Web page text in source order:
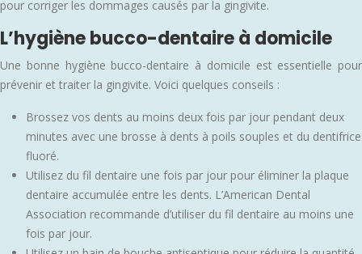
pour corriger les dommages causés par la gingivite.
L’hygiène bucco-dentaire à domicile
Une bonne hygiène bucco-dentaire à domicile est essentielle pour
prévenir et traiter la gingivite. Voici quelques conseils :
Brossez vos dents au moins deux fois par jour pendant deux
minutes avec une brosse à dents à poils souples et du dentifrice
fluoré.
Utilisez du fil dentaire une fois par jour pour éliminer la plaque
dentaire accumulée entre les dents. L’American Dental
Association recommande d’utiliser du fil dentaire au moins une
fois par jour.